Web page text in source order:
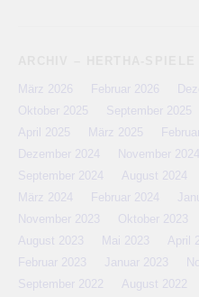
März 2026 Februar 2026
Oktober 2025
September 2025
April 2025
März 2025
Dezember 2024
November 2024
September 2024
August 2024
März 2024
Februar 2024
November 2023
Oktober 2023
August 2023
Mai 2023 April
Februar 2023
Januar 2023
September 2022
August 2022